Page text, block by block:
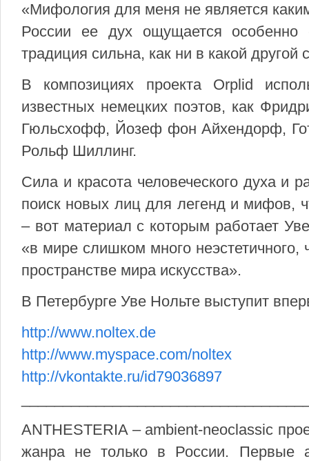
«Мифология для меня не является
России ее дух ощущается особенно
традиция сильна, как ни в какой другой
В композициях проекта Orplid
известных немецких поэтов, как
Гюльсхофф, Йозеф фон Айхендорф,
Рольф Шиллинг.
Сила и красота человеческого духа и
поиск новых лиц для легенд и мифов,
– вот материал с которым работает
«в мире слишком много
пространстве мира искусства».
В Петербурге Уве Нольте выступит
http://www.noltex.de
http://www.myspace.com/noltex
http://vkontakte.ru/id79036897
ANTHESTERIA – ambient-neoclassic
жанра не только в России. Первые